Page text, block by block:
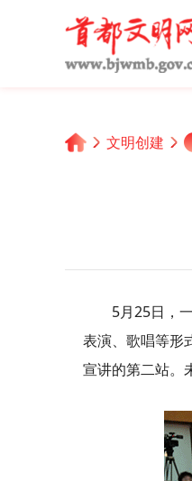
文明创建
5月25日，
表演、歌唱等形
宣讲的第二站。